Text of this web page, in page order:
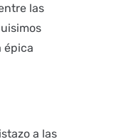
las
épica
a las